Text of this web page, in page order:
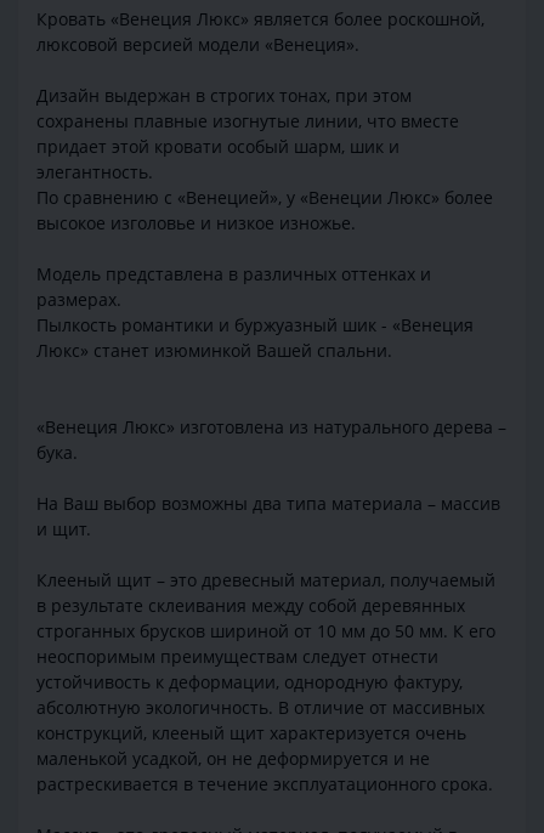
Кровать «Венеция Люкс» является более роскошной,
люксовой версией модели «Венеция».
Дизайн выдержан в строгих тонах, при этом
сохранены плавные изогнутые линии, что вместе
придает этой кровати особый шарм, шик и
элегантность.
По сравнению с «Венецией», у «Венеции Люкс» более
высокое изголовье и низкое изножье.
Модель представлена в различных оттенках и
размерах.
Пылкость романтики и буржуазный шик - «Венеция
Люкс» станет изюминкой Вашей спальни.
«Венеция Люкс» изготовлена из натурального дерева –
бука.
На Ваш выбор возможны два типа материала – массив
и щит.
Клееный щит – это древесный материал, получаемый
в результате склеивания между собой деревянных
строганных брусков шириной от 10 мм до 50 мм. К его
неоспоримым преимуществам следует отнести
устойчивость к деформации, однородную фактуру,
абсолютную экологичность. В отличие от массивных
конструкций, клееный щит характеризуется очень
маленькой усадкой, он не деформируется и не
растрескивается в течение эксплуатационного срока.